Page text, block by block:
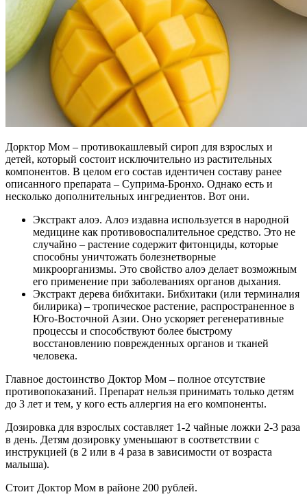
Дорктор Мом – противокашлевый сироп для взрослых и
детей, который состоит исключительно из растительных
компонентов. В целом его состав идентичен составу ранее
описанного препарата – Суприма-Бронхо. Однако есть и
несколько дополнительных ингредиентов. Вот они.
Экстракт алоэ. Алоэ издавна используется в народной
медицине как противовоспалительное средство. Это не
случайно – растение содержит фитонциды, которые
способны уничтожать болезнетворные
микроорганизмы. Это свойство алоэ делает возможным
его применение при заболеваниях органов дыхания.
Экстракт дерева бибхитаки. Бибхитаки (или терминалия
билирика) – тропическое растение, распространенное в
Юго-Восточной Азии. Оно ускоряет регенеративные
процессы и способствуют более быстрому
восстановлению поврежденных органов и тканей
человека.
Главное достоинство Доктор Мом – полное отсутствие
противопоказаний. Препарат нельзя принимать только детям
до 3 лет и тем, у кого есть аллергия на его компоненты.
Дозировка для взрослых составляет 1-2 чайные ложки 2-3 раза
в день. Детям дозировку уменьшают в соответствии с
инструкцией (в 2 или в 4 раза в зависимости от возраста
малыша).
Стоит Доктор Мом в районе 200 рублей.